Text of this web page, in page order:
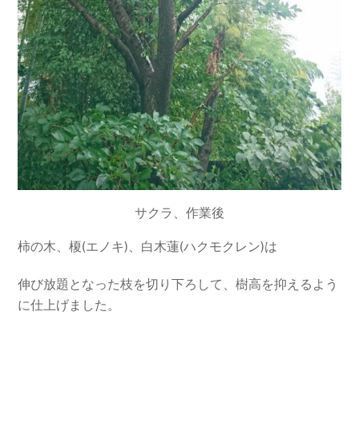
サクラ、作業後
柿の木、榎(エノキ)、白木蓮(ハクモクレン)は
伸び放題となった枝を切り下ろして、樹高を抑えるよう
に仕上げました。